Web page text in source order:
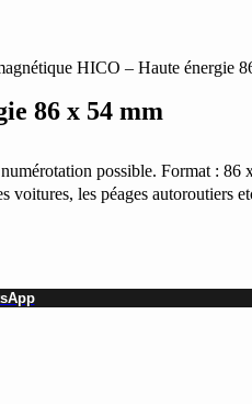
HICO – Haute énergie
86 x 54 mm
possible. Format : 86
voitures, les péages autoroutiers